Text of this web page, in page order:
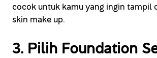
cocok untuk kamu yang ingin tampil
skin make up.
3. Pilih Foundation